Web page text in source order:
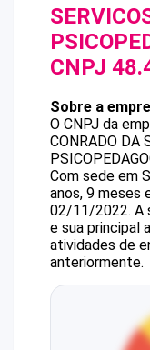
CNPJ
Sobre a
O CNPJ da
CONRADO DA
Com sede em
anos, 9 meses
02/11/2022. A
e sua principal
atividades de
anteriormente.